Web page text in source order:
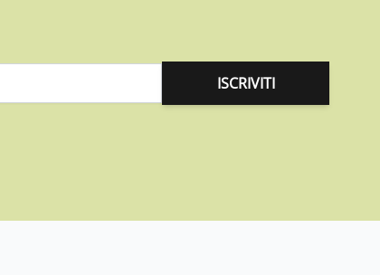
ISCRIVITI